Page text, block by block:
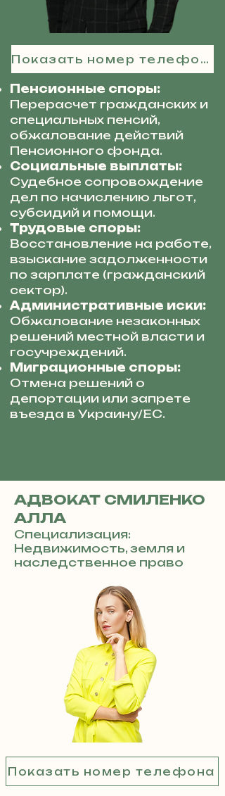
Показать номер телефона
Пенсионные споры:
Перерасчет гражданских и
специальных пенсий,
обжалование действий
Пенсионного фонда.
Социальные выплаты:
Судебное сопровождение
дел по начислению льгот,
субсидий и помощи.
Трудовые споры:
Восстановление на работе,
взыскание задолженности
по зарплате (гражданский
сектор).
Административные иски:
Обжалование незаконных
решений местной власти и
госучреждений.
Миграционные споры:
Отмена решений о
депортации или запрете
въезда в Украину/ЕС.
АДВОКАТ СМИЛЕНКО
АЛЛА
Специализация:
Недвижимость, земля и
наследственное право
Показать номер телефона